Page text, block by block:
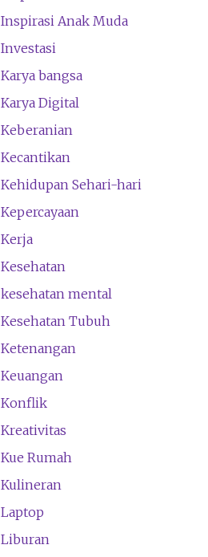
Inspirasi Anak Muda
Investasi
Karya bangsa
Karya Digital
Keberanian
Kecantikan
Kehidupan Sehari-hari
Kepercayaan
Kerja
Kesehatan
kesehatan mental
Kesehatan Tubuh
Ketenangan
Keuangan
Konflik
Kreativitas
Kue Rumah
Kulineran
Laptop
Liburan